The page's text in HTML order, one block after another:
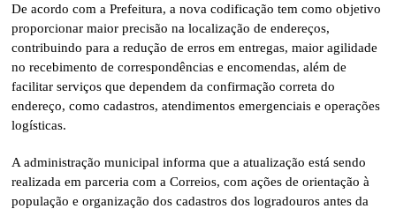
De acordo com a Prefeitura, a nova codificação tem como objetivo
proporcionar maior precisão na localização de endereços,
contribuindo para a redução de erros em entregas, maior agilidade
no recebimento de correspondências e encomendas, além de
facilitar serviços que dependem da confirmação correta do
endereço, como cadastros, atendimentos emergenciais e operações
logísticas.
A administração municipal informa que a atualização está sendo
realizada em parceria com aCorreios, com ações de orientação à
população e organização dos cadastros dos logradouros antes da